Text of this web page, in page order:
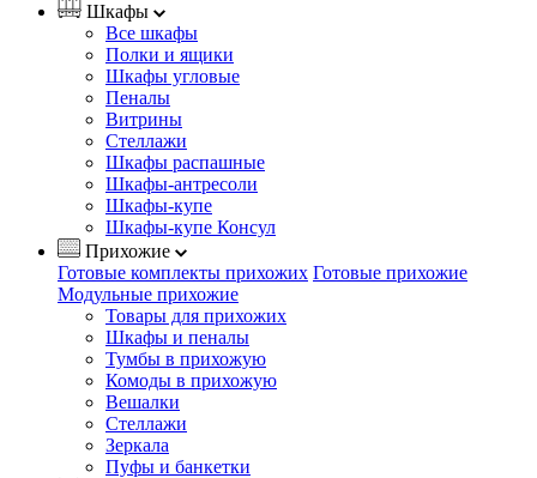
Шкафы
Все шкафы
Полки и ящики
Шкафы угловые
Пеналы
Витрины
Стеллажи
Шкафы распашные
Шкафы-антресоли
Шкафы-купе
Шкафы-купе Консул
Прихожие
Готовые комплекты прихожих Готовые прихожие
Модульные прихожие
Товары для прихожих
Шкафы и пеналы
Тумбы в прихожую
Комоды в прихожую
Вешалки
Стеллажи
Зеркала
Пуфы и банкетки